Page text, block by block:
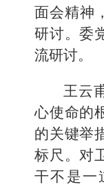
面会精神
研讨。委
流研讨。
王云
心使命的
的关键举
标尺。对
干不是一